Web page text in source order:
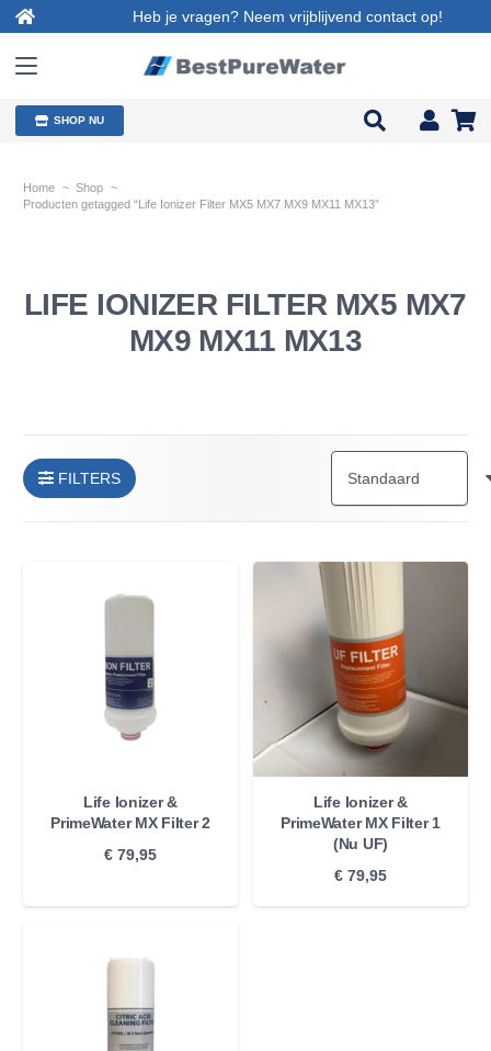
Heb je vragen? Neem vrijblijvend contact op!
SHOP NU
Home ~ Shop ~
Producten getagged “Life Ionizer Filter MX5 MX7 MX9 MX11 MX13”
LIFE IONIZER FILTER MX5 MX7
MX9 MX11 MX13
FILTERS
Life Ionizer &
PrimeWater MX Filter 2
€ 79,95
Life Ionizer &
PrimeWater MX Filter 1
(Nu UF)
€ 79,95